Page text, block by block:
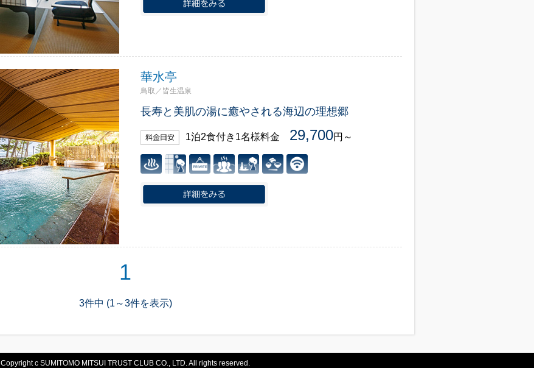
華水亭
鳥取／皆生温泉
長寿と美肌の湯に癒やされる海辺の理想郷
1泊2食付き1名様料金 29,700円～
1
3件中 (1～3件を表示)
Copyright c SUMITOMO MITSUI TRUST CLUB CO., LTD. All rights reserved.